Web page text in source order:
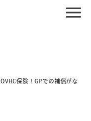
OVHC保険！GPでの補償がな